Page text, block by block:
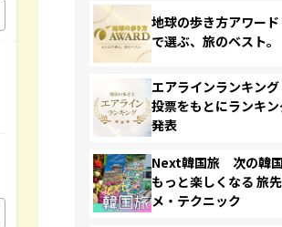
地球の歩き方アワー
で選ぶ、旅のベスト。
エアラインランキン
投票をもとにランキ
発表
Next韓国旅 次の韓
もっと楽しくなる 旅
メ・テクニック